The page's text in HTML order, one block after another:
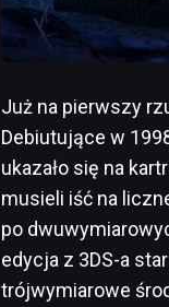
Już na pierwszy
Debiutujące w
ukazało się na
musieli iść na
po
edycja z 3DS-a
trójwymiarowe